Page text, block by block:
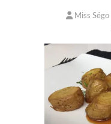
Miss Ségo